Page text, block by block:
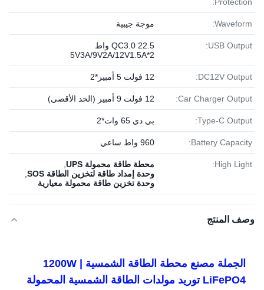
Waveform: موجة جيبية
USB Output:
QC3.0 22.5 واط
5V3A/9V2A/12V1.5A*2
DC12V Output: 12 فولت 5 أمبير*2
Car Charger Output: 12 فولت 9 أمبير (الحد الأقصى)
Type-C Output: بي دي 65 وات*2
Battery Capacity: 960 واط ساعي
High Light: محطة طاقة محمولة UPS
وحدة إمداد طاقة لتخزين الطاقة SOS
وحدة تخزين طاقة محمولة معيارية
وصف المنتج
الجملة مصنع محطة الطاقة الشمسية 1200W |
LiFePO4 توريد مولدات الطاقة الشمسية المحمولة